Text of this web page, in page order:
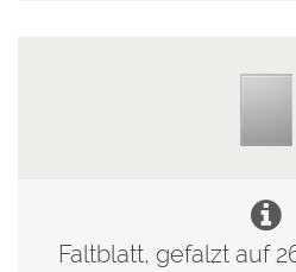
Faltblatt, gefalzt auf